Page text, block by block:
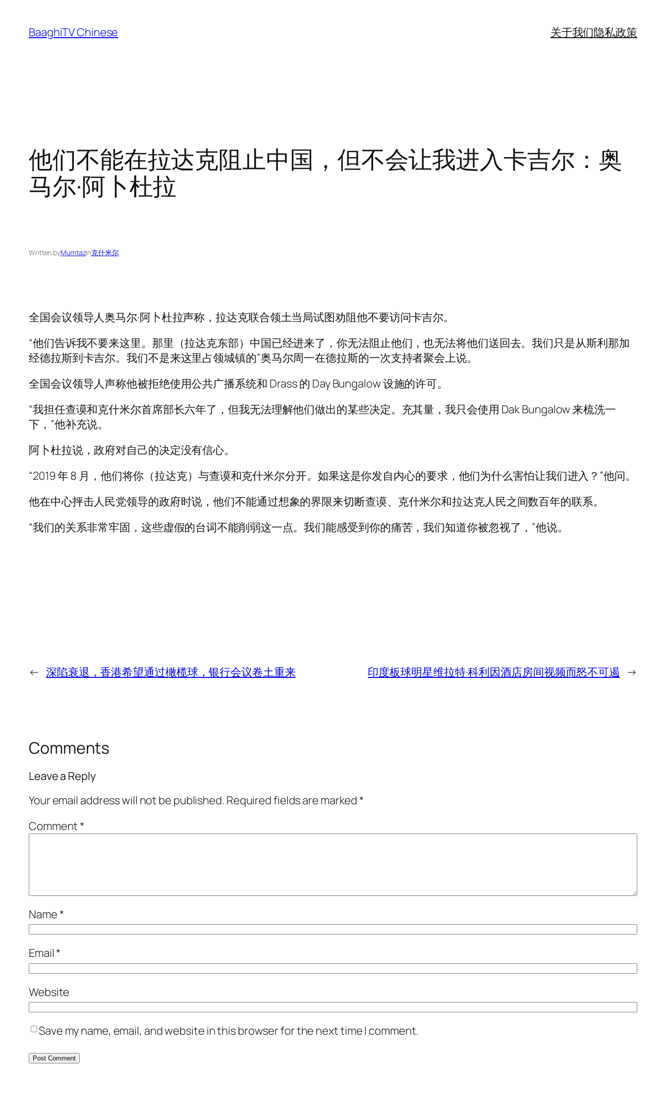
content
BaaghiTV Chinese 关于我们隐私政策
他们不能在拉达克阻止中国，但不会让我进入卡吉尔：奥
马尔·阿卜杜拉
Written byMumtazin克什米尔
全国会议领导人奥马尔·阿卜杜拉声称，拉达克联合领土当局试图劝阻他不要访问卡吉尔。
“他们告诉我不要来这里。那里（拉达克东部）中国已经进来了，你无法阻止他们，也无法将他们送回去。我们只是从斯利那加
经德拉斯到卡吉尔。我们不是来这里占领城镇的”奥马尔周一在德拉斯的一次支持者聚会上说。
全国会议领导人声称他被拒绝使用公共广播系统和 Drass 的 Day Bungalow 设施的许可。
“我担任查谟和克什米尔首席部长六年了，但我无法理解他们做出的某些决定。充其量，我只会使用 Dak Bungalow 来梳洗一
下，”他补充说。
阿卜杜拉说，政府对自己的决定没有信心。
“2019 年 8 月，他们将你（拉达克）与查谟和克什米尔分开。如果这是你发自内心的要求，他们为什么害怕让我们进入？”他问。
他在中心抨击人民党领导的政府时说，他们不能通过想象的界限来切断查谟、克什米尔和拉达克人民之间数百年的联系。
“我们的关系非常牢固，这些虚假的台词不能削弱这一点。我们能感受到你的痛苦，我们知道你被忽视了，”他说。
← 深陷衰退，香港希望通过橄榄球，银行会议卷土重来 印度板球明星维拉特·科利因酒店房间视频而怒不可遏 →
Comments
Leave a Reply
Your email address will not be published. Required fields are marked*
Comment*
Name*
Email*
Website
Save my name, email, and website in this browser for the next time I comment.